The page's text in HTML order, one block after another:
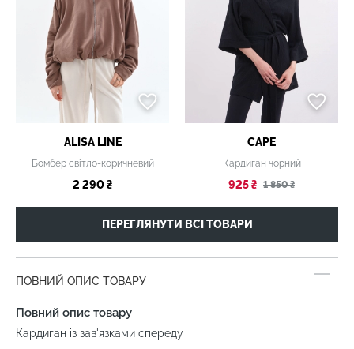
ALISA LINE
Бомбер світло-коричневий
2 290 ₴
CAPE
Кардиган чорний
925 ₴ 1 850 ₴
ПЕРЕГЛЯНУТИ ВСІ ТОВАРИ
ПОВНИЙ ОПИС ТОВАРУ
Повний опис товару
Кардиган із зав'язками спереду